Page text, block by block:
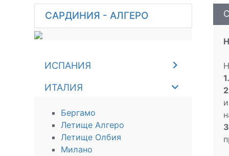
САРДИНИЯ - АЛГЕРО
ИСПАНИЯ
ИТАЛИЯ
Бергамо
Летище Алгеро
Летище Олбия
Милано
1.